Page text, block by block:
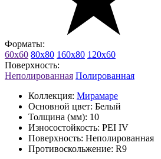
Форматы:
60x60 80x80 160x80 120x60
Поверхность:
Неполированная Полированная
Коллекция: Мирамаре
Основной цвет: Белый
Толщина (мм): 10
Износостойкость: PEI IV
Поверхность: Неполированная
Противоскольжение: R9